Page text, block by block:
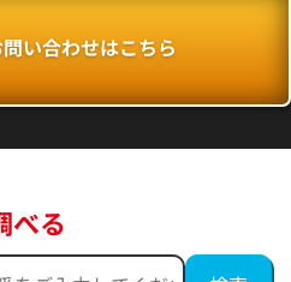
い合わせはこちら
べる